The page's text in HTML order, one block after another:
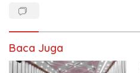
Baca Juga